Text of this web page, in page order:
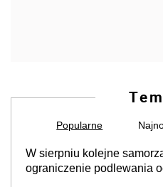
Popularne
W sierpniu kolejne
ograniczenie podlewania